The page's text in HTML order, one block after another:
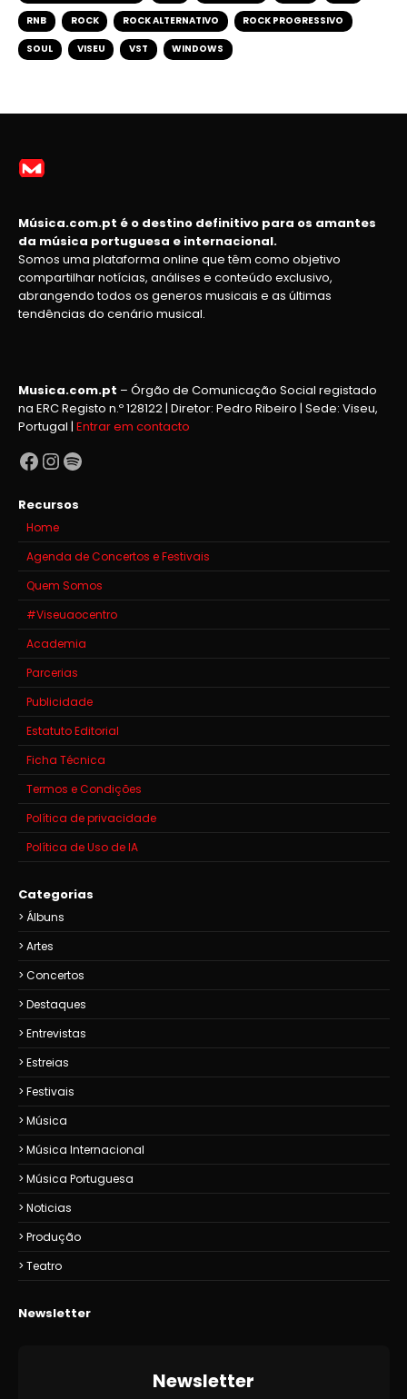
RNB ROCK ROCK ALTERNATIVO ROCK PROGRESSIVO
SOUL VISEU VST WINDOWS
Música.com.pt é o destino definitivo para os amantes
da música portuguesa e internacional.
Somos uma plataforma online que têm como objetivo
compartilhar notícias, análises e conteúdo exclusivo,
abrangendo todos os generos musicais e as últimas
tendências do cenário musical.
Musica.com.pt – Órgão de Comunicação Social registado
na ERC Registo n.º 128122 | Diretor: Pedro Ribeiro | Sede: Viseu,
Portugal | Entrar em contacto
Facebook
Instagram
Spotify
Recursos
Home
Agenda de Concertos e Festivais
Quem Somos
#Viseuaocentro
Academia
Parcerias
Publicidade
Estatuto Editorial
Ficha Técnica
Termos e Condições
Política de privacidade
Política de Uso de IA
Categorias
Álbuns
Artes
Concertos
Destaques
Entrevistas
Estreias
Festivais
Música
Música Internacional
Música Portuguesa
Noticias
Produção
Teatro
Newsletter
Newsletter